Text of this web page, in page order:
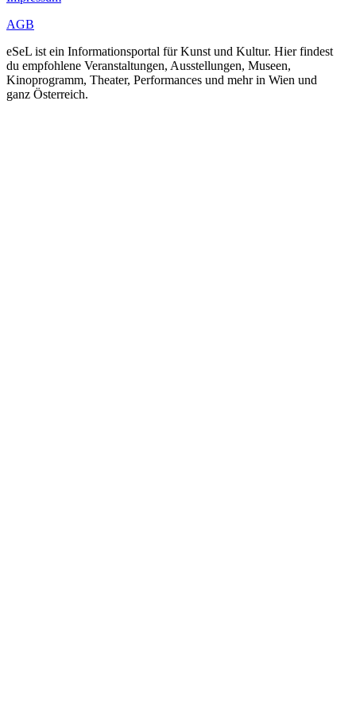
AGB
eSeL ist ein Informationsportal für Kunst und Kultur. Hier findest
du empfohlene Veranstaltungen, Ausstellungen, Museen,
Kinoprogramm, Theater, Performances und mehr in Wien und
ganz Österreich.